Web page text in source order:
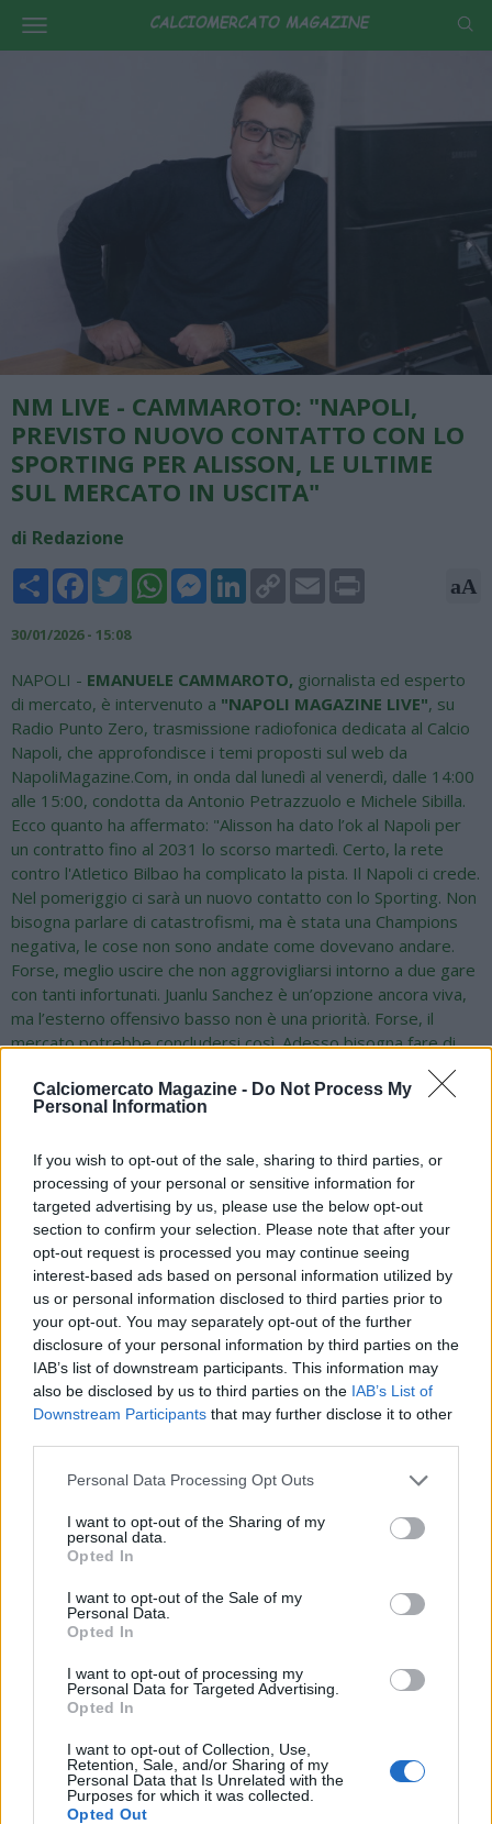
Calciomercato Magazine - Do Not Process My
Personal Information
If you wish to opt-out of the sale, sharing to third parties, or
processing of your personal or sensitive information for
targeted advertising by us, please use the below opt-out
section to confirm your selection. Please note that after your
opt-out request is processed you may continue seeing
interest-based ads based on personal information utilized by
us or personal information disclosed to third parties prior to
your opt-out. You may separately opt-out of the further
disclosure of your personal information by third parties on the
IAB’s list of downstream participants. This information may
also be disclosed by us to third parties on the IAB’s List of
Downstream Participants that may further disclose it to other
Personal Data Processing Opt Outs
I want to opt-out of the Sharing of my
personal data.
Opted In
I want to opt-out of the Sale of my
Personal Data.
Opted In
I want to opt-out of processing my
Personal Data for Targeted Advertising.
Opted In
I want to opt-out of Collection, Use,
Retention, Sale, and/or Sharing of my
Personal Data that Is Unrelated with the
Purposes for which it was collected.
Opted Out
NM LIVE - CAMMAROTO: "NAPOLI,
PREVISTO NUOVO CONTATTO CON LO
SPORTING PER ALISSON, LE ULTIME
SUL MERCATO IN USCITA"
di Redazione
Share FacebookTwitterWhatsAppMessengerLinkedInCopy
Link
Email aA
30/01/2026 - 15:08
NAPOLI - EMANUELE CAMMAROTO, giornalista ed esperto
di mercato, è intervenuto a "NAPOLI MAGAZINE LIVE", su
Radio Punto Zero, trasmissione radiofonica dedicata al Calcio
Napoli, che approfondisce i temi proposti sul web da
NapoliMagazine.Com, in onda dal lunedì al venerdì, dalle 14:00
alle 15:00, condotta da Antonio Petrazzuolo e Michele Sibilla.
Ecco quanto ha affermato: "Alisson ha dato l’ok al Napoli per
un contratto fino al 2031 lo scorso martedì. Certo, la rete
contro l'Atletico Bilbao ha complicato la pista. Il Napoli ci crede.
Nel pomeriggio ci sarà un nuovo contatto con lo Sporting. Non
bisogna parlare di catastrofismi, ma è stata una Champions
negativa, le cose non sono andate come dovevano andare.
Forse, meglio uscire che non aggrovigliarsi intorno a due gare
con tanti infortunati. Juanlu Sanchez è un’opzione ancora viva,
ma l’esterno offensivo basso non è una priorità. Forse, il
mercato potrebbe concludersi così. Adesso bisogna fare di
necessità virtù e aspettare che ritornino gli infortunati. Il
prossimo potrebbe essere Mazzocchi. Bisognerà fare una
seria riflessione e capire cosa è accaduto al netto della
scenario catastrofico come chi, anche in malafede, vuole
vedere per giugno. Lucca e Lang, se dovessero essere
riscattati, potrebbero portare 60 milioni nelle casse. Poi, ci
sarebbe Beukema che non è convinto. Il Napoli avrà modo per
rimpinguare le casse per tutto quello che non si è riuscito a
saldare con la qualificazione ai playoff".